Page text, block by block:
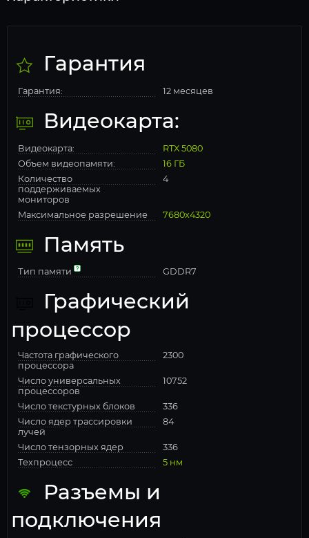
Гарантия
Гарантия: 12 месяцев
Видеокарта:
Видеокарта:
RTX 5080
Объем видеопамяти:
16 ГБ
Количество
поддерживаемых
мониторов
4
Максимальное разрешение 7680x4320
Память
Тип памяти GDDR7
Графический
процессор
Частота графического
процессора
2300
Число универсальных
процессоров
10752
Число текстурных блоков
336
Число ядер трассировки
лучей
84
Число тензорных ядер
336
Техпроцесс
5 нм
Разъемы и
подключения